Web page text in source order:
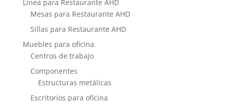
Línea para Restaurante AHD
Mesas para Restaurante AHD
Sillas para Restaurante AHD
Muebles para oficina
Centros de trabajo
Componentes
Estructuras metálicas
Escritorios para oficina